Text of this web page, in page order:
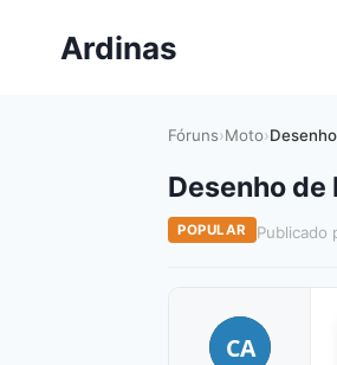
Ardinas
Fóruns›Moto›
Desenho de
POPULAR Publicado
CA